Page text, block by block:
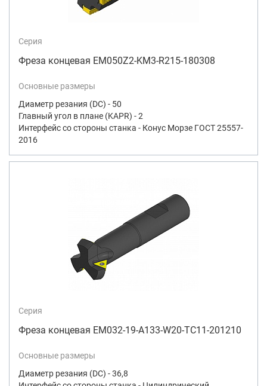
Серия
Фреза концевая EM050Z2-KM3-R215-180308
Основные размеры
Диаметр резания (DC) - 50
Главный угол в плане (KAPR) - 2
Интерфейс со стороны станка - Конус Морзе ГОСТ 25557-
2016
Серия
Фреза концевая EM032-19-A133-W20-TC11-201210
Основные размеры
Диаметр резания (DC) - 36,8